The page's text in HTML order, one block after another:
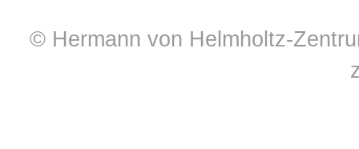
© Hermann von Helmholtz-